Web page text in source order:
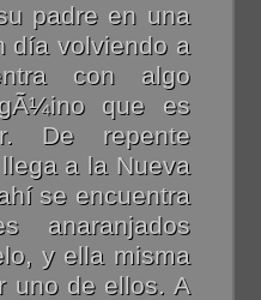
padre en una
día volviendo a
con algo
que es
De repente
a la Nueva
se encuentra
anaranjados
y ella misma
uno de ellos. A